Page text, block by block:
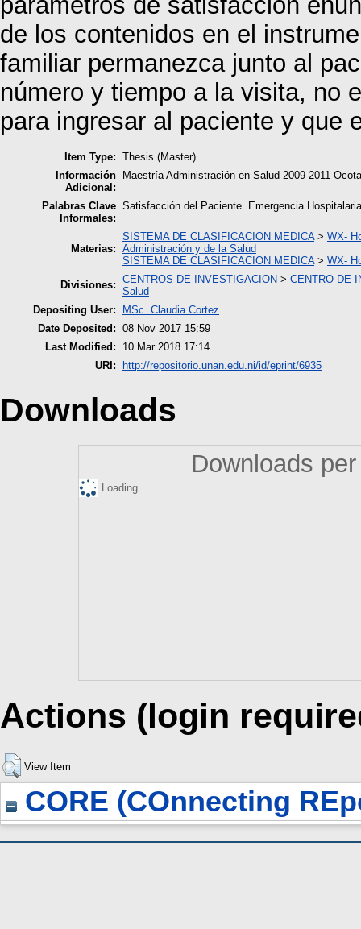
de los contenidos en el
familiar permanezca junto al
número y tiempo a la visita, no
para ingresar al paciente y que
Item Type: Thesis (Master)
Información
Adicional:
Maestría Administración en Salud 2009-2011
Palabras Clave
Informales:
Satisfacción del Paciente. Emergencia
Materias:
SISTEMA DE CLASIFICACION MEDICA> WX-
Administración y de la Salud
SISTEMA DE CLASIFICACION MEDICA> WX-
Divisiones: CENTROS DE INVESTIGACION > CENTRO DE
Salud
Depositing User:
MSc. Claudia Cortez
Date Deposited: 08 Nov 2017 15:59
Last Modified:
10 Mar 2018 17:14
URI:
http://repositorio.unan.edu.ni/id/eprint/6935
Downloads
Downloads
Loading...
Actions (login
View Item
CORE (COnnecting